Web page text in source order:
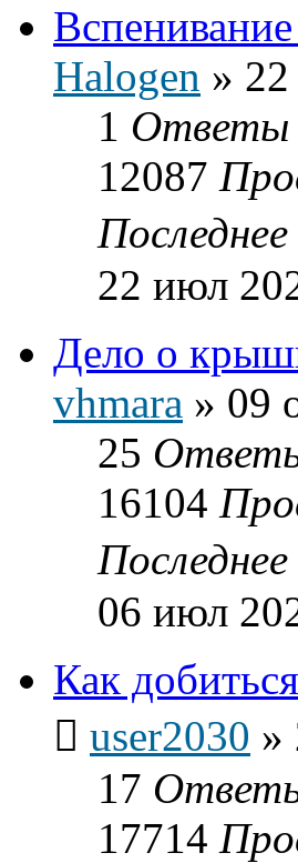
Halogen »
1 Ответы
12087
22 июл
Дело о
vhmara » 09
25
16104
06 июл
Как
user2030 »
17
17714